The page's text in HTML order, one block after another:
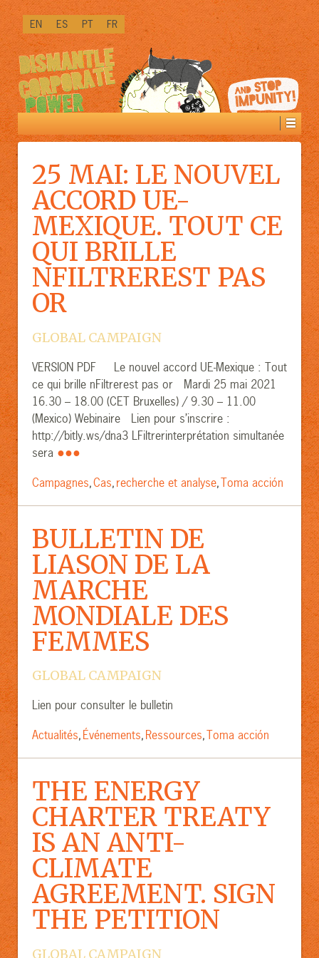
BIENTÔT
DISPONIBLE
DANS
LA
VERSION
[LINK]PREMIUM[/LINK]
:
EN ES PT FR
25 MAI: LE NOUVEL
ACCORD UE-
MEXIQUE. TOUT CE
QUI BRILLE
NFILTREREST PAS
OR
GLOBAL CAMPAIGN
VERSION PDF Le nouvel accord UE-Mexique : Tout
ce qui brille nFiltrerest pas or Mardi 25 mai 2021
16.30 – 18.00 (CET Bruxelles) / 9.30 – 11.00
(Mexico) Webinaire Lien pour s’inscrire :
http://bitly.ws/dna3 LFiltrerinterprétation simultanée
sera ●●●
Campagnes, Cas, recherche et analyse, Toma acción
BULLETIN DE
LIASON DE LA
MARCHE
MONDIALE DES
FEMMES
GLOBAL CAMPAIGN
Lien pour consulter le bulletin
Actualités, Événements, Ressources, Toma acción
THE ENERGY
CHARTER TREATY
IS AN ANTI-
CLIMATE
AGREEMENT. SIGN
THE PETITION
GLOBAL CAMPAIGN